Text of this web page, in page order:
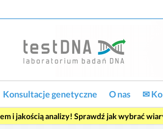
Konsultacje genetyczne O nas ✉
i jakością analizy! Sprawdź jak wybrać